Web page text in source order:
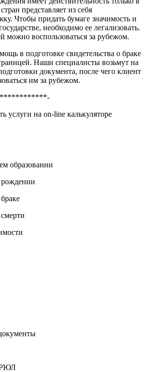
представляет из себя
Чтобы придать бумаге значимость и
необходимо ее легализовать.
можно воспользоваться за рубежом.
в подготовке свидетельства о браке
Наши специалисты возьмут на
документа, после чего клиент
им за рубежом.
услуги на on-line калькуляторе
образовании
рождении